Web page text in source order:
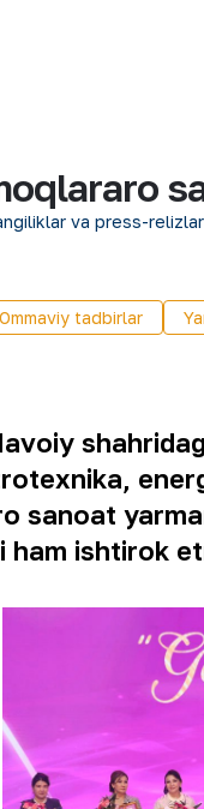
va press-relizlar
Ommaviy tadbirlar
sanoat
ham ishtirok